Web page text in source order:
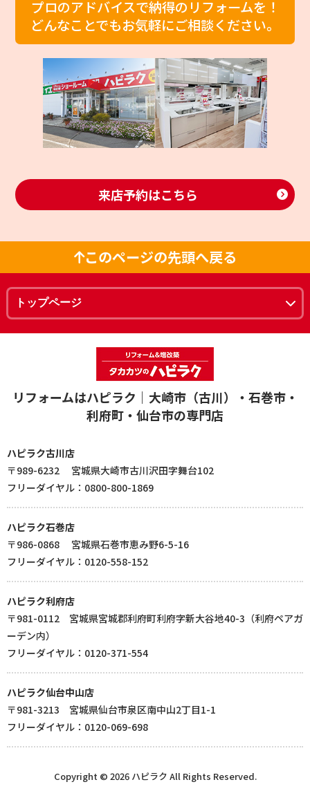
プロのアドバイスで納得のリフォームを！
どんなことでもお気軽にご相談ください。
来店予約はこちら
このページの先頭へ戻る
リフォームはハピラク｜大崎市（古川）・石巻市・
利府町・仙台市の専門店
ハピラク古川店
〒989-6232 宮城県大崎市古川沢田字舞台102
フリーダイヤル：0800-800-1869
ハピラク石巻店
〒986-0868 宮城県石巻市恵み野6-5-16
フリーダイヤル：0120-558-152
ハピラク利府店
〒981-0112 宮城県宮城郡利府町利府字新大谷地40-3（利府ペアガ
ーデン内）
フリーダイヤル：0120-371-554
ハピラク仙台中山店
〒981-3213 宮城県仙台市泉区南中山2丁目1-1
フリーダイヤル：0120-069-698
Copyright © 2026 ハピラク All Rights Reserved.